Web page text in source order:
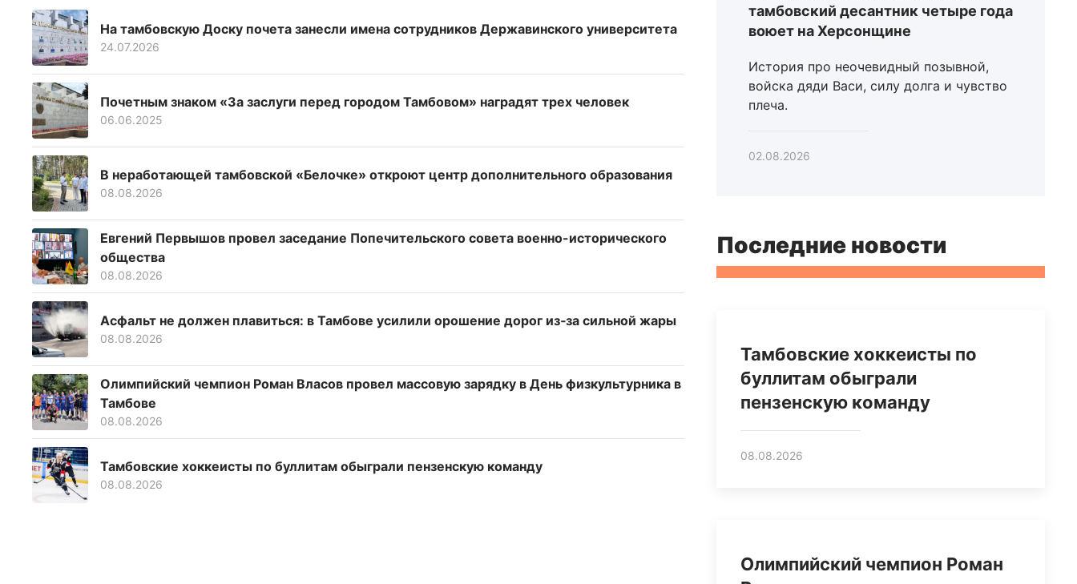
На тамбовскую Доску почета занесли имена сотрудников Державинского университета
24.07.2026
Почетным знаком «За заслуги перед городом Тамбовом» наградят трех человек
06.06.2025
В неработающей тамбовской «Белочке» откроют центр дополнительного образования
08.08.2026
Евгений Первышов провел заседание Попечительского совета военно-исторического
общества
08.08.2026
Асфальт не должен плавиться: в Тамбове усилили орошение дорог из‑за сильной жары
08.08.2026
Олимпийский чемпион Роман Власов провел массовую зарядку в День физкультурника в
Тамбове
08.08.2026
Тамбовские хоккеисты по буллитам обыграли пензенскую команду
08.08.2026
тамбовский десантник четыре года
воюет на Херсонщине
История про неочевидный позывной,
войска дяди Васи, силу долга и чувство
плеча.
02.08.2026
Последние новости
Тамбовские хоккеисты по
буллитам обыграли
пензенскую команду
08.08.2026
Олимпийский чемпион Роман